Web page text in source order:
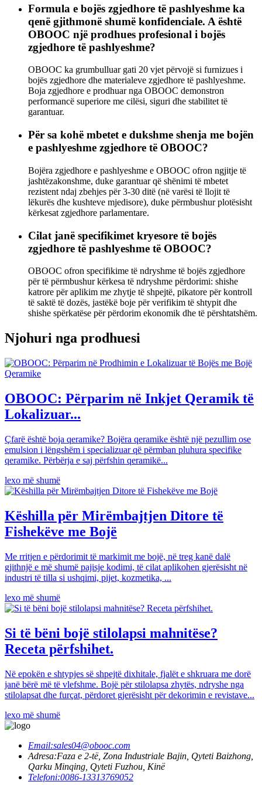
Formula e bojës zgjedhore të pashlyeshme ka
qenë gjithmonë shumë konfidenciale. A është
OBOOC një prodhues profesional i bojës
zgjedhore të pashlyeshme?
OBOOC ka grumbulluar gati 20 vjet përvojë si furnizues i
bojës zgjedhore dhe materialeve zgjedhore të pashlyeshme.
Boja zgjedhore e prodhuar nga OBOOC demonstron
performancë superiore me cilësi, siguri dhe stabilitet të
garantuar.
Për sa kohë mbetet e dukshme shenja me bojën
e pashlyeshme zgjedhore të OBOOC?
Bojëra zgjedhore e pashlyeshme e OBOOC ofron ngjitje të
jashtëzakonshme, duke garantuar që shënimi të mbetet
rezistent ndaj zbehjes për 3-30 ditë (në varësi të llojit të
lëkurës dhe kushteve mjedisore), duke përmbushur plotësisht
kërkesat zgjedhore parlamentare.
Cilat janë specifikimet kryesore të bojës
zgjedhore të pashlyeshme të OBOOC?
OBOOC ofron specifikime të ndryshme të bojës zgjedhore
për të përmbushur kërkesa të ndryshme përdorimi: shishe
katrore për aplikim me zhytje të shpejtë, pikatore për kontroll
të saktë të dozës, jastëkë boje për verifikim të shtypit dhe
shishe spërkatëse për përdorim ekonomik dhe të përshtatshëm.
Njohuri nga prodhuesi
OBOOC: Përparim në Inkjet Qeramik të
Lokalizuar...
Çfarë është boja qeramike? Bojëra qeramike është një pezullim ose
emulsion i lëngshëm i specializuar që përmban pluhura specifike
qeramike. Përbërja e saj përfshin qeramikë...
lexo më shumë
Këshilla për Mirëmbajtjen Ditore të
Fishekëve me Bojë
Me rritjen e përdorimit të markimit me bojë, në treg kanë dalë
gjithnjë e më shumë pajisje kodimi, të cilat aplikohen gjerësisht në
industri të tilla si ushqimi, pijet, kozmetika, ...
lexo më shumë
Si të bëni bojë stilolapsi mahnitëse?
Receta përfshihet.
Në epokën e shtypjes së shpejtë dixhitale, fjalët e shkruara me dorë
janë bërë më të vlefshme. Bojë për stilolapsa zhytës, ndryshe nga
stilolapsat dhe furçat, përdoret gjerësisht për dekorimin e revistave...
lexo më shumë
Email:sales04@obooc.com
Adresa:Faza e 2-të, Zona Industriale Bajin, Qyteti Baizhong,
Qarku Minqing, Qyteti Fuzhou, Kinë
Telefoni:0086-13313769052